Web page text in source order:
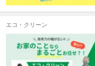
エコ・クリーン